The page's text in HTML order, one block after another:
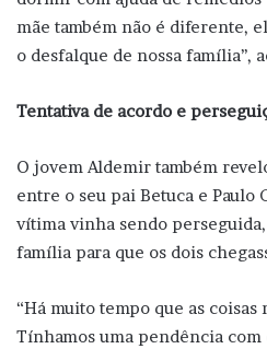
mãe também não é diferente,
o desfalque de nossa família’’,
Tentativa de acordo e
O jovem Aldemir também
entre o seu pai Betuca e Paulo
vítima vinha sendo perseguida,
família para que os dois
“Há muito tempo que as coisas
Tínhamos uma pendência